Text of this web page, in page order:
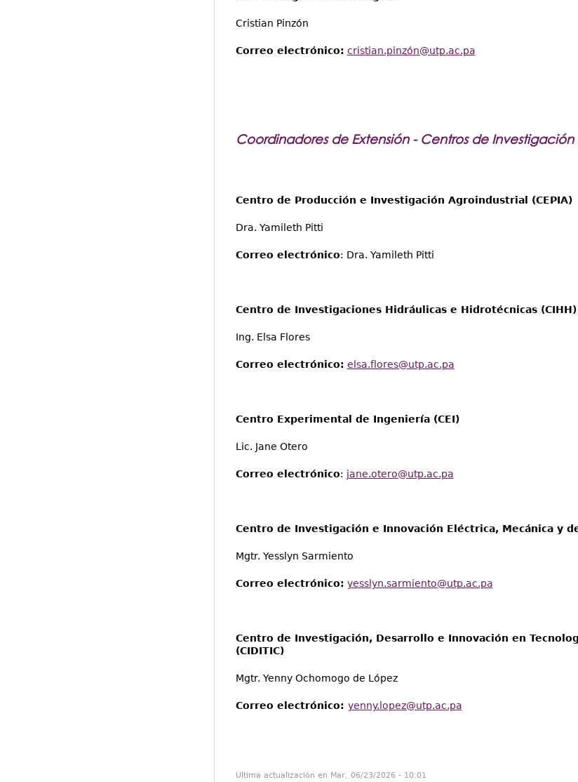
Cristian Pinzón
Correo electrónico: cristian.pinzón@utp.ac.pa
Coordinadores de Extensión - Centros de Investigación
Centro de Producción e Investigación Agroindustrial (CEPIA)
Dra. Yamileth Pitti
Correo electrónico: Dra. Yamileth Pitti
Centro de Investigaciones Hidráulicas e Hidrotécnicas (CIHH)
Ing. Elsa Flores
Correo electrónico: elsa.flores@utp.ac.pa
Centro Experimental de Ingeniería (CEI)
Lic. Jane Otero
Correo electrónico: jane.otero@utp.ac.pa
Centro de Investigación e Innovación Eléctrica, Mecánica y
Mgtr. Yesslyn Sarmiento
Correo electrónico: yesslyn.sarmiento@utp.ac.pa
Centro de Investigación, Desarrollo e Innovación en
(CIDITIC)
Mgtr. Yenny Ochomogo de López
Correo electrónico: yenny.lopez@utp.ac.pa
Última actualización en Mar, 06/23/2026 - 10:01